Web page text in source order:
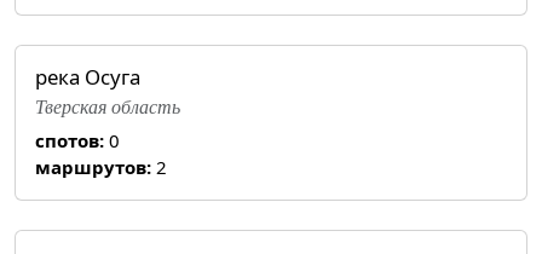
река Осуга
Тверская область
спотов: 0
маршрутов: 2